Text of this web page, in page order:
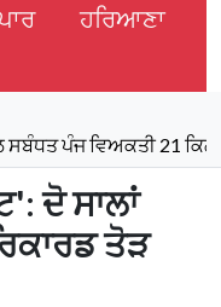
ਹਰਿਆਣਾ
ਵਿਅਕਤੀ 21 ਕਿਲੋ
ਦੋ ਸਾਲਾਂ
ਤੋੜ